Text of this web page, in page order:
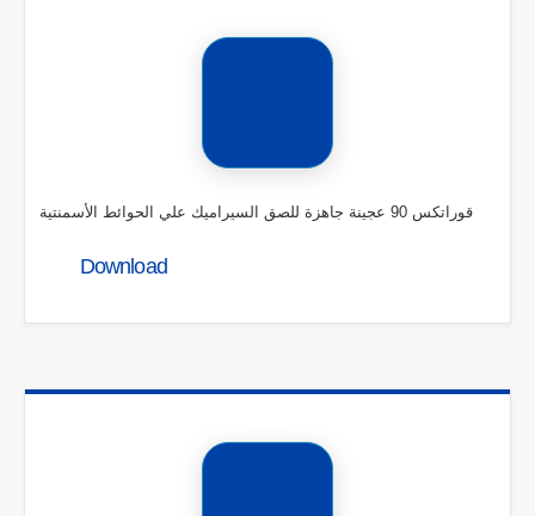
قوراتكس 90 عجينة جاهزة للصق السيراميك علي الحوائط الأسمنتية
Download